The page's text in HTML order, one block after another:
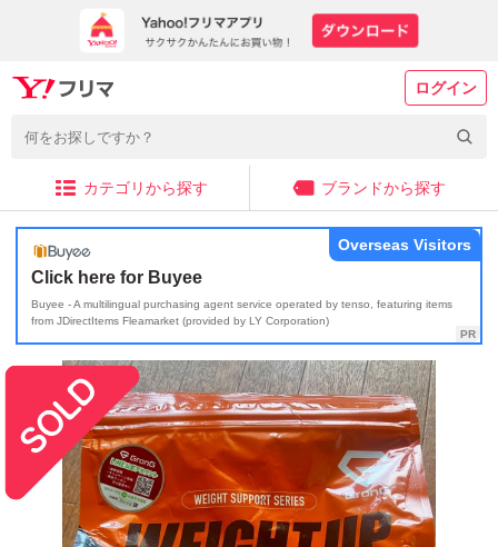
ログイン
カテゴリから探す ブランドから探す
Click here for Buyee
Buyee - A multilingual purchasing agent service operated by tenso, featuring items
from JDirectItems Fleamarket (provided by LY Corporation)
Overseas Visitors